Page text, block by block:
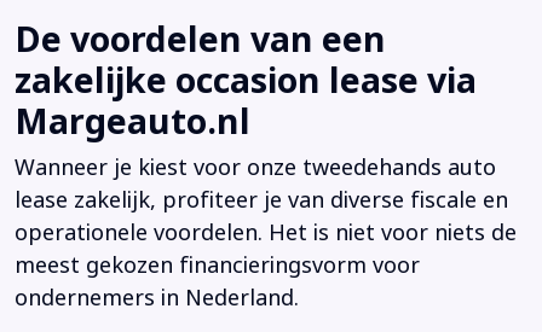
De voordelen van een
zakelijke occasion lease via
Margeauto.nl
Wanneer je kiest voor onze tweedehands auto
lease zakelijk, profiteer je van diverse fiscale en
operationele voordelen. Het is niet voor niets de
meest gekozen financieringsvorm voor
ondernemers in Nederland.